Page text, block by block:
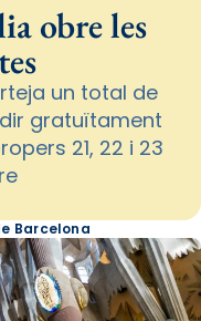
obre les
un total de
gratuïtament
21, 22 i 23
Barcelona